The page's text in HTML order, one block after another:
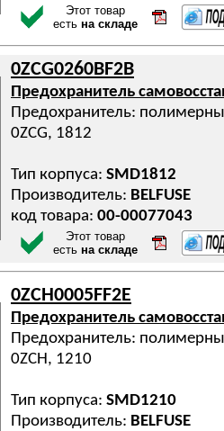
Этот товар
есть на складе
0ZCG0260BF2B
Предохранитель
Предохранитель:
0ZCG, 1812
Тип корпуса: SMD1812
Производитель: BELFUSE
код товара: 00-00077043
Этот товар
есть на складе
0ZCH0005FF2E
Предохранитель
Предохранитель:
0ZCH, 1210
Тип корпуса: SMD1210
Производитель: BELFUSE